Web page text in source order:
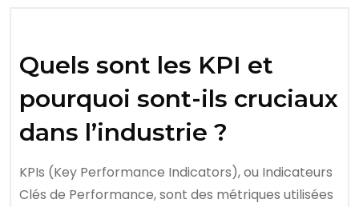
Quels sont les KPI et
pourquoi sont-ils cruciaux
dans l’industrie ?
KPIs (Key Performance Indicators), ou Indicateurs
Clés de Performance, sont des métriques utilisées